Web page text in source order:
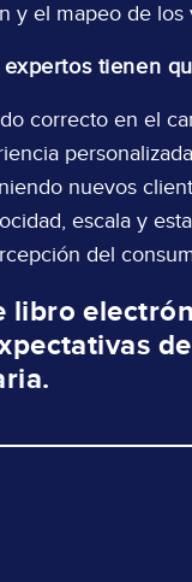
y el mapeo de
tienen
correcto en el
nuevos
escala y
del
libro